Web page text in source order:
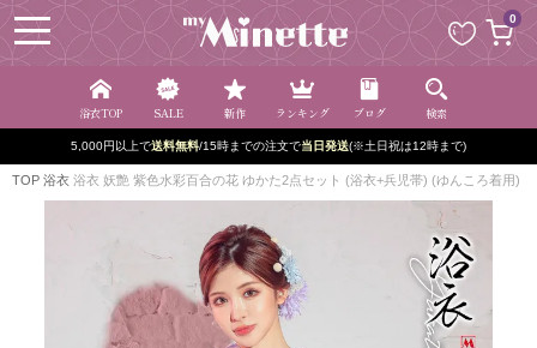
0
浴衣TOP SALE 新作 ランキング ブログ 検索
5,000円以上で送料無料/15時までの注文で当日発送(※土日祝は12時まで)
TOP 浴衣 浴衣 妖艶 紫色水彩百合の花 ゆかた2点セット (浴衣+兵児帯) (ゆんころ着用)
ペー
ジト
ップ